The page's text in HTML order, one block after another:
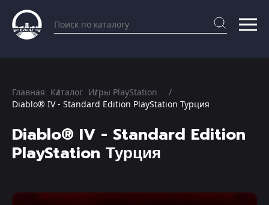
Главная Каталог Игры PlayStation
Diablo® IV - Standard Edition PlayStation Турция
Diablo® IV - Standard Edition
PlayStation Турция